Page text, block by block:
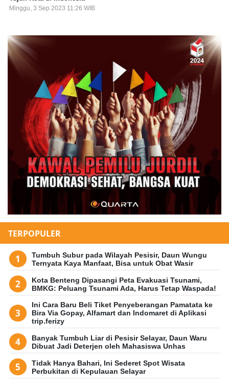
Minggu, 3 Sep 2023 11:26 WIB
TERPOPULER
Tumbuh Subur pada Wilayah Pesisir, Daun Wungu
Ternyata Kaya Manfaat, Bisa untuk Obat Wasir
Kota Benteng Dipasangi Peta Evakuasi Tsunami,
BMKG: Peluang Tsunami Ada, Harus Tetap Waspada!
Ini Cara Baru Beli Tiket Penyeberangan Pamatata ke
Bira Via Gopay, Alfamart dan Indomaret di Aplikasi
trip.ferizy
Banyak Tumbuh Liar di Pesisir Selayar, Daun Waru
Dibuat Jadi Deterjen oleh Mahasiswa Unhas
Tidak Hanya Bahari, Ini Sederet Spot Wisata
Perbukitan di Kepulauan Selayar